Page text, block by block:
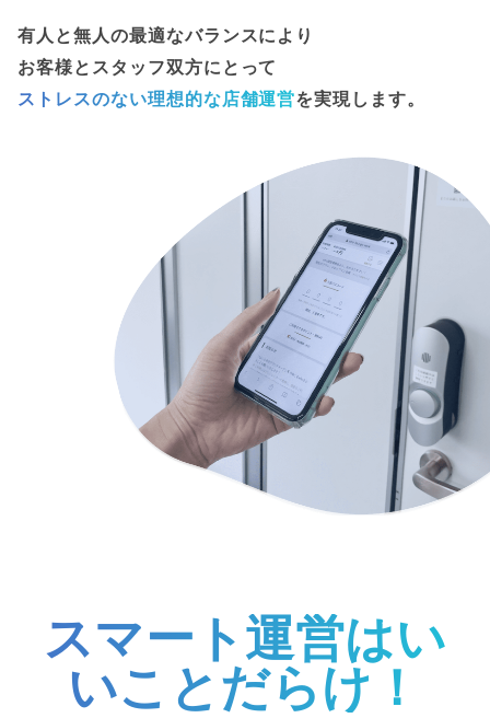
有人と無人の最適なバランスにより
お客様とスタッフ双方にとって
ストレスのない理想的な店舗運営を実現します。
スマート運営はい
いことだらけ！